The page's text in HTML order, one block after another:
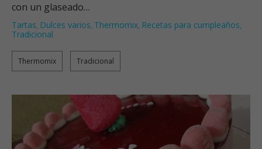
con un glaseado…
Tartas, Dulces varios, Thermomix, Recetas para cumpleaños,
Tradicional
Thermomix Tradicional